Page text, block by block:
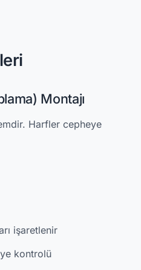
Montajı
Harfler cepheye
işaretlenir
kontrolü